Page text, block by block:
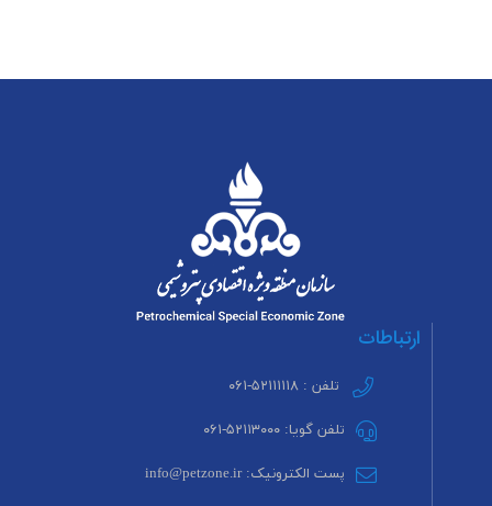
ارتباطات
تلفن : ۵۲۱۱۱۱۱۸-۰۶۱
تلفن گویا: ۵۲۱۱۳۰۰۰-۰۶۱
پست الکترونیک: info@petzone.ir